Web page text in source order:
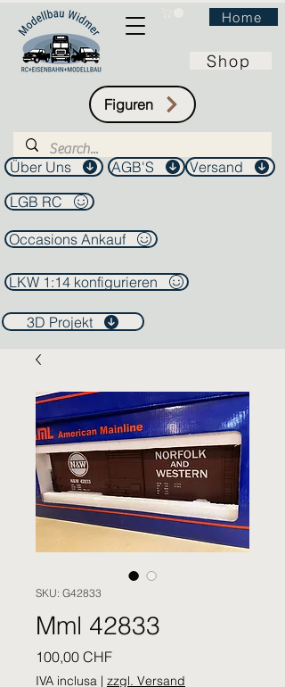
Home
Shop
Figuren
Über Uns AGB'S
Versand
LGB RC
Occasions Ankauf
LKW 1:14 konfigurieren
3D Projekt
SKU: G42833
Mml 42833
100,00 CHFPrezzo
IVA inclusa | zzgl. Versand